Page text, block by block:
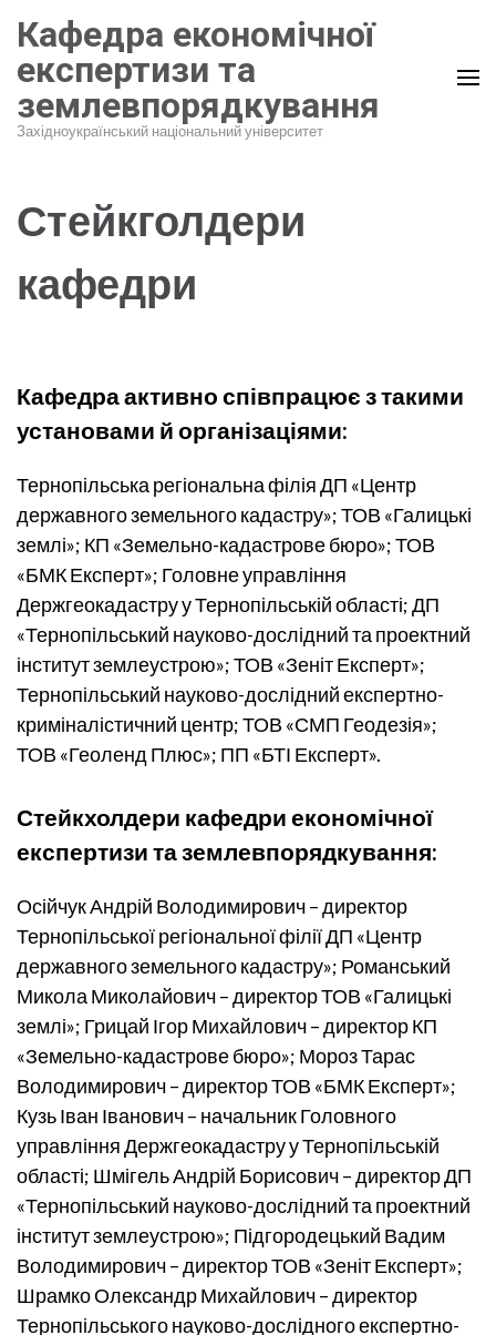
до
вмісту
(натисніть
Enter)
Кафедра економічної
експертизи та
землевпорядкування
Західноукраїнський національний університет
Стейкголдери
кафедри
Кафедра активно співпрацює з такими
установами й організаціями:
Тернопільська регіональна філія ДП «Центр
державного земельного кадастру»; ТОВ «Галицькі
землі»; КП «Земельно-кадастрове бюро»; ТОВ
«БМК Експерт»; Головне управління
Держгеокадастру у Тернопільській області; ДП
«Тернопільський науково-дослідний та проектний
інститут землеустрою»; ТОВ «Зеніт Експерт»;
Тернопільський науково-дослідний експертно-
криміналістичний центр; ТОВ «СМП Геодезія»;
ТОВ «Геоленд Плюс»; ПП «БТІ Експерт».
Стейкхолдери кафедри економічної
експертизи та землевпорядкування:
Осійчук Андрій Володимирович – директор
Тернопільської регіональної філії ДП «Центр
державного земельного кадастру»; Романський
Микола Миколайович – директор ТОВ «Галицькі
землі»; Грицай Ігор Михайлович – директор КП
«Земельно-кадастрове бюро»; Мороз Тарас
Володимирович – директор ТОВ «БМК Експерт»;
Кузь Іван Іванович – начальник Головного
управління Держгеокадастру у Тернопільській
області; Шмігель Андрій Борисович – директор ДП
«Тернопільський науково-дослідний та проектний
інститут землеустрою»; Підгородецький Вадим
Володимирович – директор ТОВ «Зеніт Експерт»;
Шрамко Олександр Михайлович – директор
Тернопільського науково-дослідного експертно-